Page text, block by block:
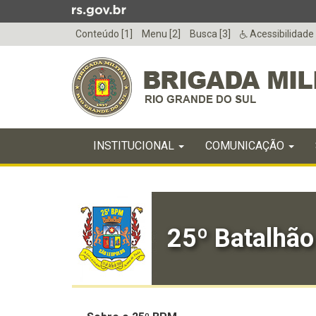
para
menu
Conteúdo [1] Menu [2] Busca [3] Acessibilidade
do
menu
INICIAL
INSTITUCIONAL COMUNICAÇÃO
25º